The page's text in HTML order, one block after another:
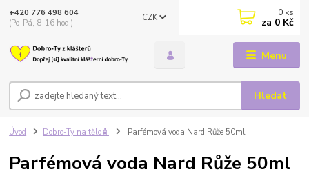
Menu
CZK
Hledat
+420 776 498 604
(Po-Pá, 8-16 hod.)
0 ks
za 0 Kč
Úvod Dobro-Ty na tělo🧴 Parfémová voda Nard Růže 50ml
Parfémová voda Nard Růže 50ml